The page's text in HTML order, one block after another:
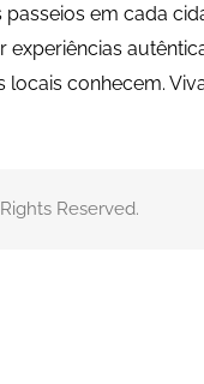
passeios em cada
experiências
locais conhecem.
Reserved.